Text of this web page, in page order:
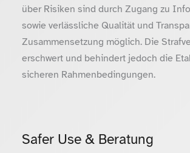
über Risiken sind durch Zugang zu
sowie verlässliche Qualität und
Zusammensetzung möglich. Die
erschwert und behindert jedoch die
sicheren Rahmenbedingungen.
Safer Use & Beratung